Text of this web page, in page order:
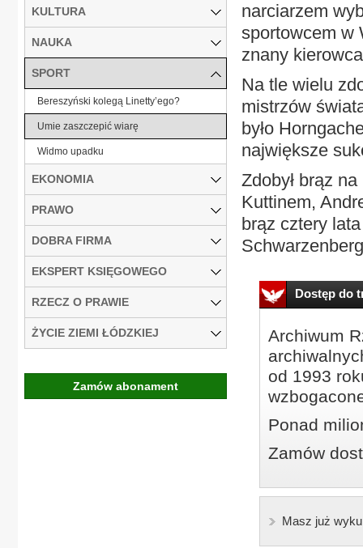
narciarzem
sportowcem w
znany
Na tle wielu
mistrzów
było
największe
Zdobył brąz
Kuttinem,
brąz cztery
Dostęp do
Archiwum
od 1993
Ponad
Zamów
Masz już
KULTURA
NAUKA
SPORT
Bereszyński kolegą Linetty’ego?
Umie zaszczepić wiarę
Widmo upadku
EKONOMIA
PRAWO
DOBRA FIRMA
EKSPERT KSIĘGOWEGO
RZECZ O PRAWIE
ŻYCIE ZIEMI ŁÓDZKIEJ
Zamów abonament